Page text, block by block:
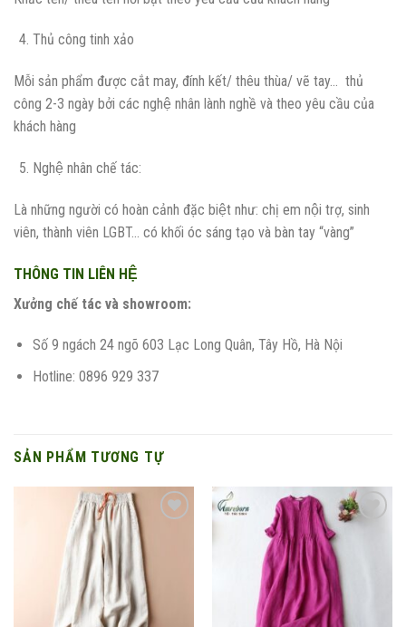
Thủ công tinh xảo
Mỗi sản phẩm được cắt may, đính kết/ thêu thùa/ vẽ tay… thủ
công 2-3 ngày bởi các nghệ nhân lành nghề và theo yêu cầu của
khách hàng
Nghệ nhân chế tác:
Là những người có hoàn cảnh đặc biệt như: chị em nội trợ, sinh
viên, thành viên LGBT… có khối óc sáng tạo và bàn tay “vàng”
THÔNG TIN LIÊN HỆ
Xưởng chế tác và showroom:
Số 9 ngách 24 ngõ 603 Lạc Long Quân, Tây Hồ, Hà Nội
Hotline: 0896 929 337
SẢN PHẨM TƯƠNG TỰ